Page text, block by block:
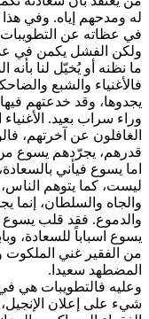
له ومدحهم إياه. وفي
في عظاته عن
ولكن الفشل يكمن في عدم
ما نظنه أو يُخيّل لنا بأنه
فالأغنياء والشبع
يجدوها، وقد خدعتهم
وراء سراب بعيد.
الغافلون عن آخرتهم،
قدرهم، يجرّدهم يسوع
اما يسوع فيأني
ليست، كما يتوهم الناس،
والجاه والسلطان، إنما
والدموع. فقد قلب يسوع
يسوع اسباباً للسعادة،
من الفقير غني الملكوت
المضطهد سعيدا.
وعليه فالتطويبات هي
شيء على إعلان